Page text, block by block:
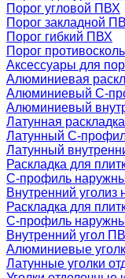
Порог угловой ПВХ
Порог закладной
Порог гибкий ПВХ
Порог
Аксессуары для
Алюминиевая
Алюминиевый С-
Алюминиевый
Латунная
Латунный С-
Латунный
Раскладка для
С-профиль
Внутренний
Раскладка для
С-профиль
Внутренний угол
Алюминиевые
Латунные уголки